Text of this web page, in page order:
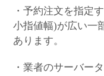
・予約注文を指定
小指値幅)が広い一
あります。
・業者のサーバー